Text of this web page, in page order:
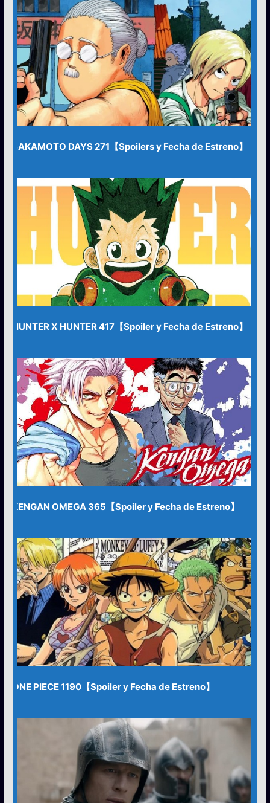
SAKAMOTO DAYS 271【Spoilers y Fecha de Estreno】
HUNTER X HUNTER 417【Spoiler y Fecha de Estreno】
KENGAN OMEGA 365【Spoiler y Fecha de Estreno】
ONE PIECE 1190【Spoiler y Fecha de Estreno】